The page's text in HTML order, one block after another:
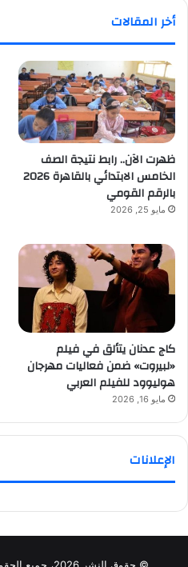
أخر المقالات
ظهرت الآن.. رابط نتيجة الصف
الخامس الابتدائي بالقاهرة 2026
بالرقم القومي
مايو 25, 2026
كاج عدنان يتألق في فيلم
«لبيروت» ضمن فعاليات مهرجان
هوليوود للفيلم العربي
مايو 16, 2026
الإعلانات
© حقوق النشر 2026، جميع الحقوق محفوظة |